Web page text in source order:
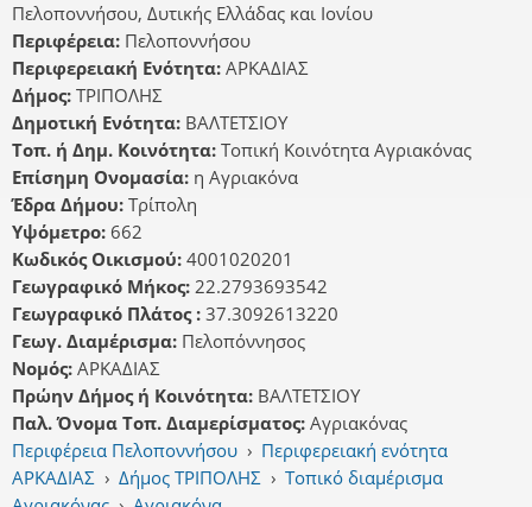
Πελοποννήσου, Δυτικής Ελλάδας και Ιονίου
Περιφέρεια: Πελοποννήσου
Περιφερειακή Ενότητα: ΑΡΚΑΔΙΑΣ
Δήμος: ΤΡΙΠΟΛΗΣ
Δημοτική Ενότητα: ΒΑΛΤΕΤΣΙΟΥ
Τοπ. ή Δημ. Κοινότητα: Τοπική Κοινότητα Αγριακόνας
Επίσημη Ονομασία: η Αγριακόνα
Έδρα Δήμου: Τρίπολη
Υψόμετρο: 662
Κωδικός Οικισμού: 4001020201
Γεωγραφικό Μήκος: 22.2793693542
Γεωγραφικό Πλάτος : 37.3092613220
Γεωγ. Διαμέρισμα: Πελοπόννησος
Νομός: ΑΡΚΑΔΙΑΣ
Πρώην Δήμος ή Κοινότητα: ΒΑΛΤΕΤΣΙΟΥ
Παλ. Όνομα Τοπ. Διαμερίσματος: Αγριακόνας
Περιφέρεια Πελοποννήσου › Περιφερειακή ενότητα
ΑΡΚΑΔΙΑΣ › Δήμος ΤΡΙΠΟΛΗΣ › Τοπικό διαμέρισμα